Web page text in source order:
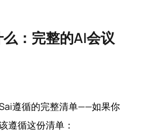
：完整的AI会议
遵循的完整清单——如果你
遵循这份清单：